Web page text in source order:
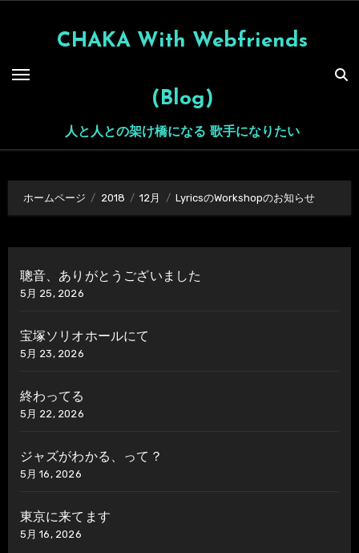
CHAKA With Webfriends
(Blog)
人と人との架け橋になる 歌手になりたい
ホームページ 2018 12月 LyricsのWorkshopのお知らせ
聰音、ありがとうございました
5月 25, 2026
宝塚ソリオホールにて
5月 23, 2026
終わってる
5月 22, 2026
ジャズがわかる、って？
5月 16, 2026
東京に来てます
5月 16, 2026